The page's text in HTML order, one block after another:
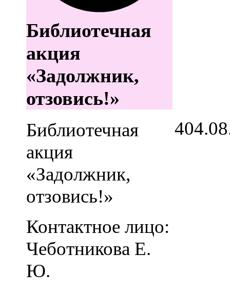
Библиотечная
акция
«Задолжник,
отзовись!»
Библиотечная
акция
«Задолжник,
отзовись!»
Контактное лицо:
Чеботникова Е.
Ю.
4